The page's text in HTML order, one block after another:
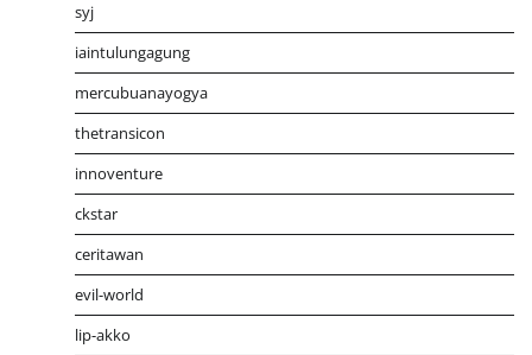
syj
iaintulungagung
mercubuanayogya
thetransicon
innoventure
ckstar
ceritawan
evil-world
lip-akko